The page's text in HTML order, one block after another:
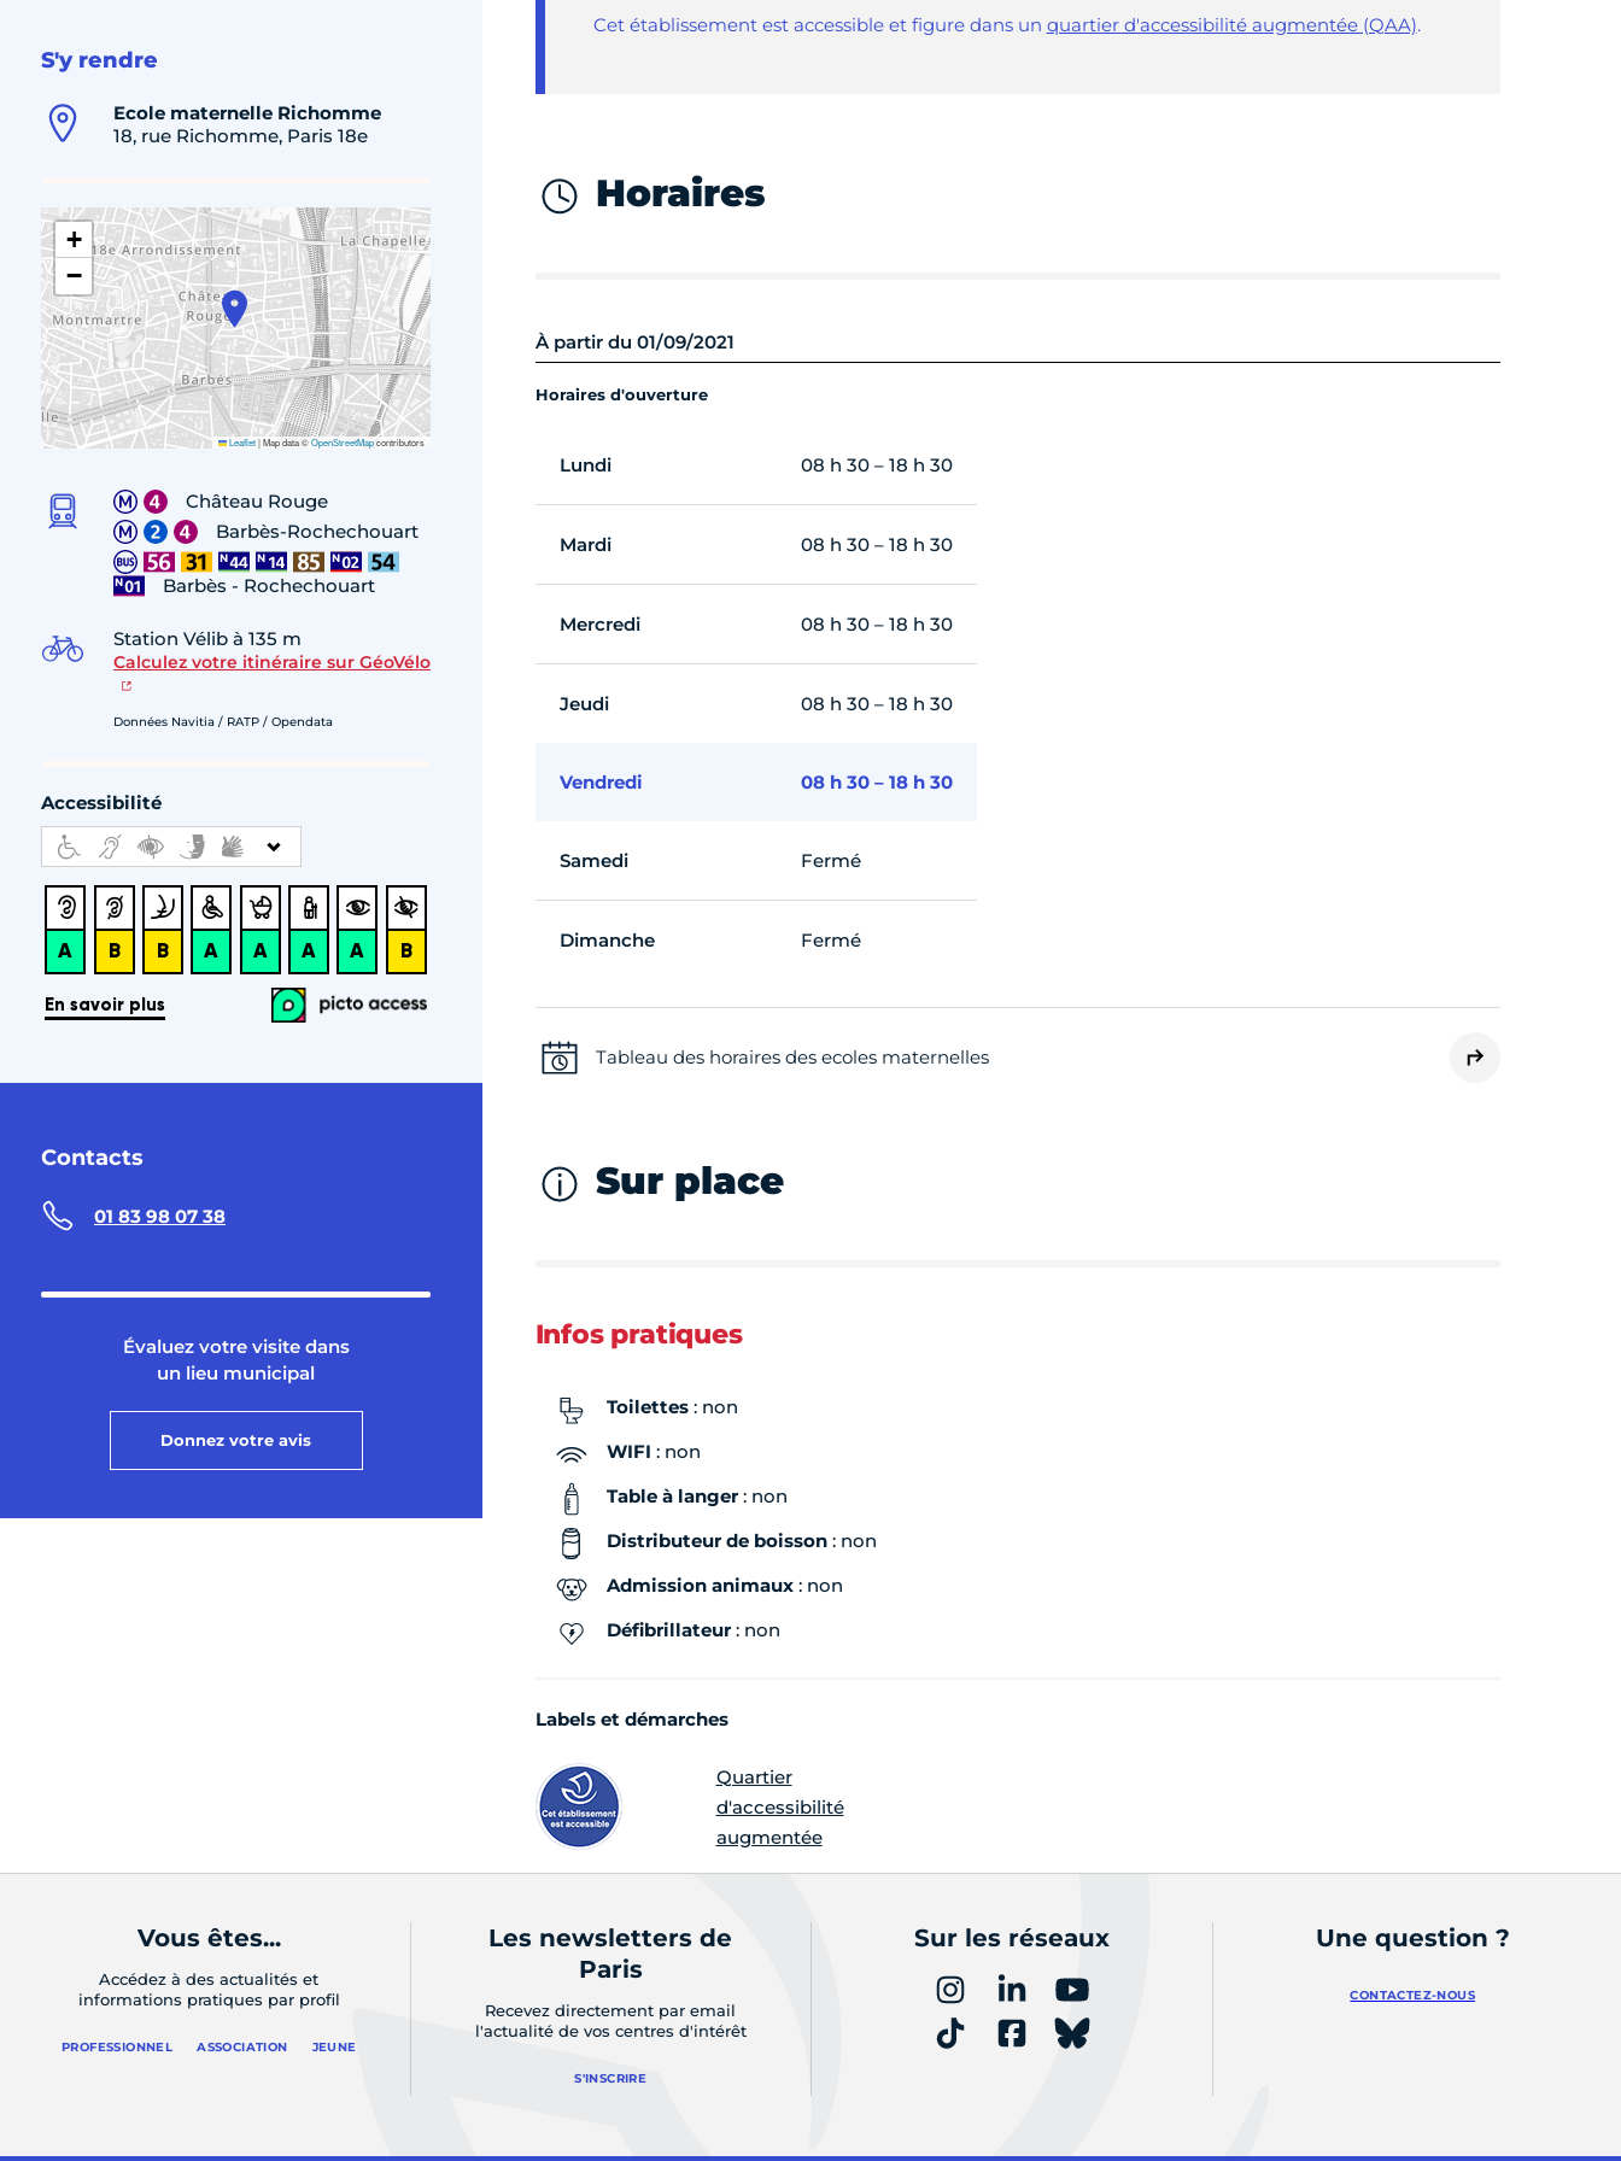
S'y rendre
Ecole maternelle Richomme
18, rue Richomme, Paris 18e
+
−
Leaflet|Map data ©OpenStreetMapcontributors
Château Rouge
Barbès-Rochechouart
Barbès - Rochechouart
Station Vélib à 135 m
Calculez votre itinéraire sur GéoVélo
Données Navitia / RATP / Opendata
Accessibilité
Contacts
01 83 98 07 38
Évaluez votre visite dans
un lieu municipal
Donnez votre avis
Cet établissement est accessible et figure dans un quartier d'accessibilité augmentée (QAA).
Horaires
À partir du 01/09/2021
Horaires d'ouverture
Lundi 08 h 30 – 18 h 30
Mardi 08 h 30 – 18 h 30
Mercredi 08 h 30 – 18 h 30
Jeudi 08 h 30 – 18 h 30
Vendredi 08 h 30 – 18 h 30
Samedi Fermé
Dimanche Fermé
Tableau des horaires des ecoles maternelles
Sur place
Infos pratiques
Toilettes: non
WIFI : non
Table à langer: non
Distributeur de boisson: non
Admission animaux: non
Défibrillateur: non
Labels et démarches
Quartier
d'accessibilité
augmentée
Vous êtes...
Accédez à des actualités et
informations pratiques par profil
PROFESSIONNEL ASSOCIATION JEUNE
Les newsletters de
Paris
Recevez directement par email
l'actualité de vos centres d'intérêt
S'INSCRIRE
Sur les réseaux Une question ?
CONTACTEZ-NOUS